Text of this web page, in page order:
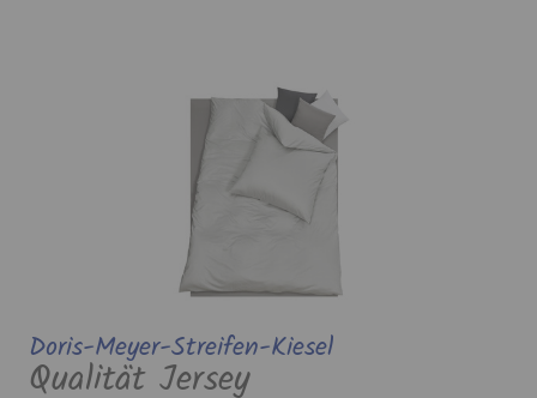
Doris-Meyer-Streifen-Kiesel
Qualität Jersey